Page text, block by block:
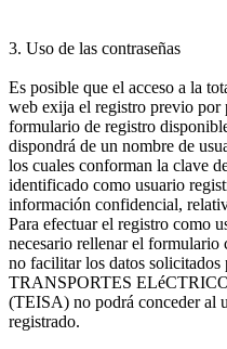
3. Uso de las contraseñas
Es posible que el acceso a la
web exija el registro previo por
formulario de registro
dispondrá de un nombre de
los cuales conforman la clave
identificado como usuario
información confidencial,
Para efectuar el registro como
necesario rellenar el formulario
no facilitar los datos solicitados
TRANSPORTES
(TEISA) no podrá conceder al
registrado.